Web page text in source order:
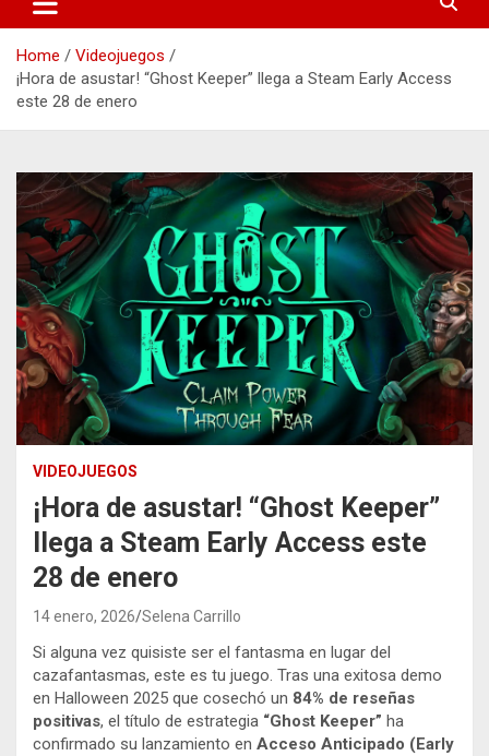
Home
Videojuegos
¡Hora de asustar! “Ghost Keeper” llega a Steam Early Access
este 28 de enero
VIDEOJUEGOS
¡Hora de asustar! “Ghost Keeper”
llega a Steam Early Access este
28 de enero
14 enero, 2026 Selena Carrillo
Si alguna vez quisiste ser el fantasma en lugar del
cazafantasmas, este es tu juego. Tras una exitosa demo
en Halloween 2025 que cosechó un 84% de reseñas
positivas, el título de estrategia “Ghost Keeper” ha
confirmado su lanzamiento en Acceso Anticipado (Early